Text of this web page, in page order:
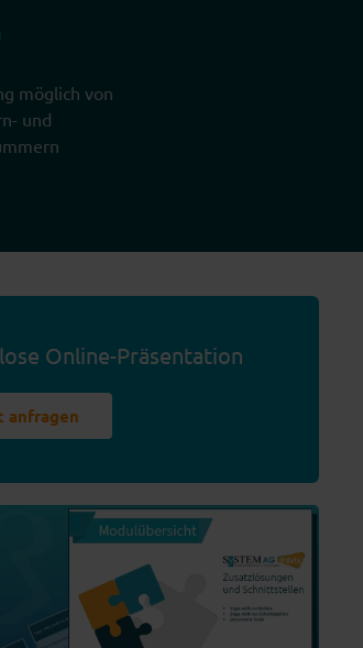
möglich von
und
Online-Präsentation
anfragen